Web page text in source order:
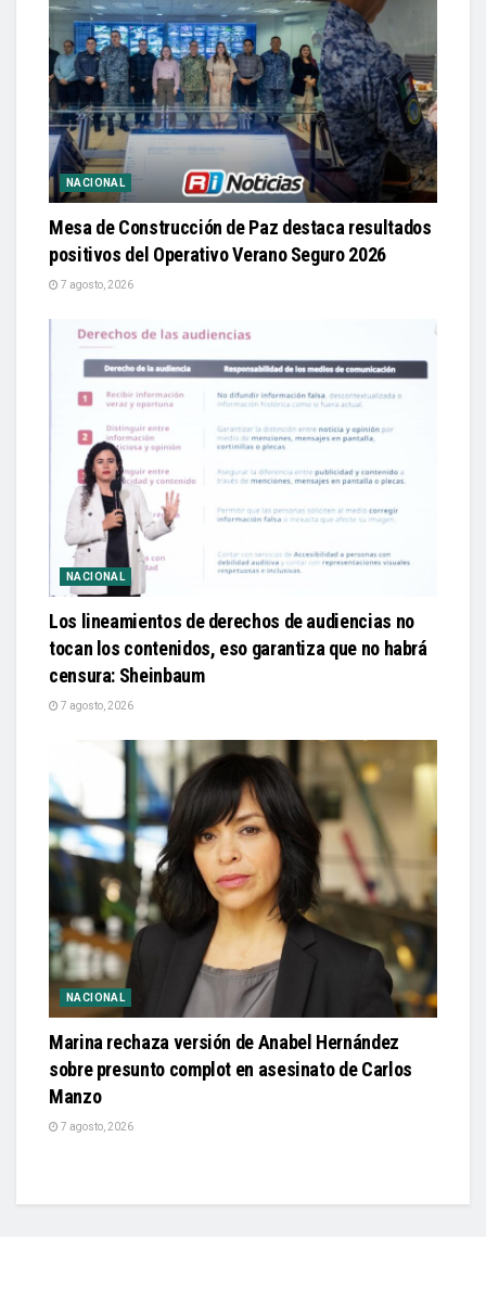
NACIONAL
Mesa de Construcción de Paz destaca resultados
positivos del Operativo Verano Seguro 2026
7 agosto, 2026
NACIONAL
Los lineamientos de derechos de audiencias no
tocan los contenidos, eso garantiza que no habrá
censura: Sheinbaum
7 agosto, 2026
NACIONAL
Marina rechaza versión de Anabel Hernández
sobre presunto complot en asesinato de Carlos
Manzo
7 agosto, 2026